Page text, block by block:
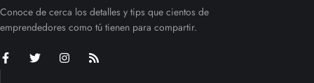
Conoce de cerca los detalles y tips que cientos de
emprendedores como tú tienen para compartir.